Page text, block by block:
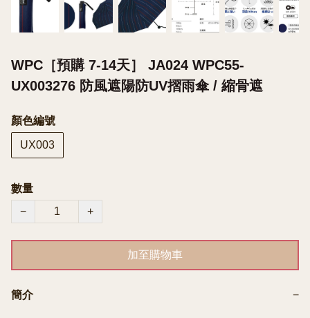
WPC［預購 7-14天］ JA024 WPC55-
UX003276 防風遮陽防UV摺雨傘 / 縮骨遮
顏色編號
UX003
數量
−
+
加至購物車
簡介 −